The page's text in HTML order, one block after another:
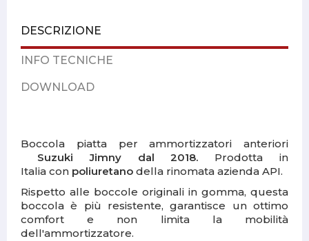
DESCRIZIONE
INFO TECNICHE
DOWNLOAD
Boccola piatta per ammortizzatori anteriori
Suzuki Jimny dal 2018. Prodotta in
Italia con poliuretano della rinomata azienda API.
Rispetto alle boccole originali in gomma, questa
boccola è più resistente, garantisce un ottimo
comfort e non limita la mobilità
dell'ammortizzatore.